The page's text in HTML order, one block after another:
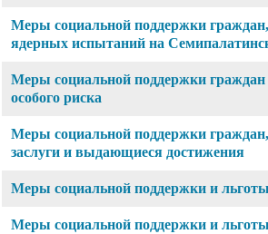
Меры социальной поддержки
ядерных испытаний на
Меры социальной поддержки граждан
особого риска
Меры социальной поддержки
заслуги и выдающиеся достижения
Меры социальной поддержки и
Меры социальной поддержки и